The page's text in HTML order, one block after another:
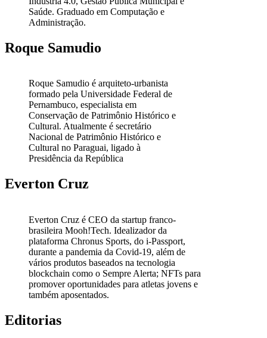
Saúde. Graduado em Computação e
Administração.
Roque Samudio
Roque Samudio é arquiteto-urbanista
formado pela Universidade Federal de
Pernambuco, especialista em
Conservação de Patrimônio Histórico e
Cultural. Atualmente é secretário
Nacional de Patrimônio Histórico e
Cultural no Paraguai, ligado à
Presidência da República
Everton Cruz
Everton Cruz é CEO da startup franco-
brasileira Mooh!Tech. Idealizador da
plataforma Chronus Sports, do i-Passport,
durante a pandemia da Covid-19, além de
vários produtos baseados na tecnologia
blockchain como o Sempre Alerta; NFTs para
promover oportunidades para atletas jovens e
também aposentados.
Editorias